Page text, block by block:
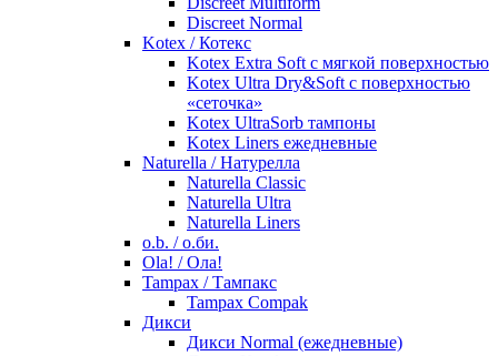
Discreet Normal
Kotex / Котекс
Kotex Extra Soft с мягкой поверхностью
Kotex Ultra Dry&Soft с поверхностью
«сеточка»
Kotex UltraSorb тампоны
Kotex Liners ежедневные
Naturella / Натурелла
Naturella Classic
Naturella Ultra
Naturella Liners
o.b. / о.би.
Ola! / Ола!
Tampax / Тампакс
Tampax Compak
Дикси
Дикси Normal (ежедневные)